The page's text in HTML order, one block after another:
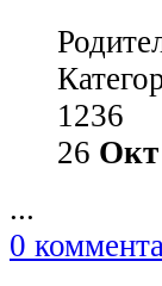
1236
26 Окт
...
0